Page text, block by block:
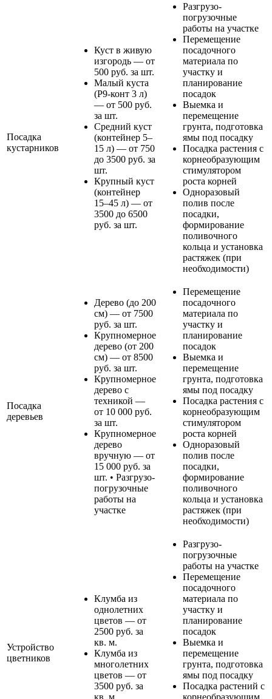
Посадка
кустарников
Куст в живую
изгородь — от
500 руб. за шт.
Малый куста
(Р9-конт 3 л)
— от 500 руб.
за шт.
Средний куст
(контейнер 5–
15 л) — от 750
до 3500 руб. за
шт.
Крупный куст
(контейнер
15–45 л) — от
3500 до 6500
руб. за шт.
Разгрузо-
погрузочные
работы на участке
Перемещение
посадочного
материала по
участку и
планирование
посадок
Выемка и
перемещение
грунта, подготовка
ямы под посадку
Посадка растения с
корнеобразующим
стимулятором
роста корней
Одноразовый
полив после
посадки,
формирование
поливочного
кольца и установка
растяжек (при
необходимости)
Посадка
деревьев
Дерево (до 200
см) — от 7500
руб. за шт.
Крупномерное
дерево (от 200
см) — от 8500
руб. за шт.
Крупномерное
дерево с
техникой —
от 10 000 руб.
за шт.
Крупномерное
дерево
вручную — от
15 000 руб. за
шт. • Разгрузо-
погрузочные
работы на
участке
Перемещение
посадочного
материала по
участку и
планирование
посадок
Выемка и
перемещение
грунта, подготовка
ямы под посадку
Посадка растения с
корнеобразующим
стимулятором
роста корней
Одноразовый
полив после
посадки,
формирование
поливочного
кольца и установка
растяжек (при
необходимости)
Устройство
цветников
Клумба из
однолетних
цветов — от
2500 руб. за
кв. м.
Клумба из
многолетних
цветов — от
3500 руб. за
кв. м.
Разгрузо-
погрузочные
работы на участке
Перемещение
посадочного
материала по
участку и
планирование
посадок
Выемка и
перемещение
грунта, подготовка
ямы под посадку
Посадка растений с
корнеобразующим